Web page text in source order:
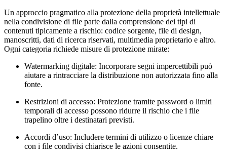
Un approccio pragmatico alla protezione della proprietà intellettuale
nella condivisione di file parte dalla comprensione dei tipi di
contenuti tipicamente a rischio: codice sorgente, file di design,
manoscritti, dati di ricerca riservati, multimedia proprietario e altro.
Ogni categoria richiede misure di protezione mirate:
Watermarking digitale: Incorporare segni impercettibili può
aiutare a rintracciare la distribuzione non autorizzata fino alla
fonte.
Restrizioni di accesso: Protezione tramite password o limiti
temporali di accesso possono ridurre il rischio che i file
trapelino oltre i destinatari previsti.
Accordi d’uso: Includere termini di utilizzo o licenze chiare
con i file condivisi chiarisce le azioni consentite.